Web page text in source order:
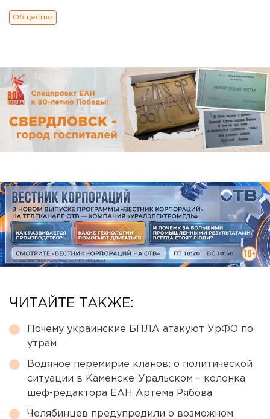
Общество
ЧИТАЙТЕ ТАКЖЕ:
Почему украинские БПЛА атакуют УрФО по
утрам
Водяное перемирие кланов: о политической
ситуации в Каменске-Уральском – колонка
шеф-редактора ЕАН Артема Рябова
Челябинцев предупредили о возможном